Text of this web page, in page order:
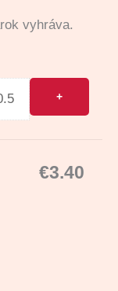
vyhráva.
€3.40